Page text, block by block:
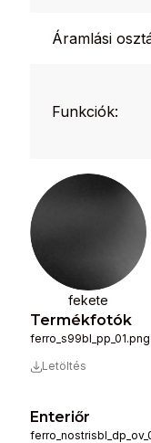
Áramlási
Funkciók:
fekete
Termékfotók
ferro_s99bl_pp_01.png
Letöltés
Enteriőr